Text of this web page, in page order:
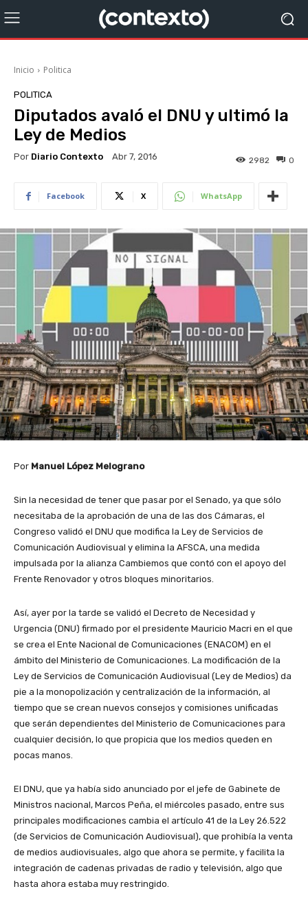
Inicio Politica
POLITICA
Diputados avaló el DNU y ultimó la
Ley de Medios
Por Diario Contexto Abr 7, 2016 0
2982
Facebook X WhatsApp
Por Manuel López Melograno
Sin la necesidad de tener que pasar por el Senado, ya que sólo
necesitaba de la aprobación de una de las dos Cámaras, el
Congreso validó el DNU que modifica la Ley de Servicios de
Comunicación Audiovisual y elimina la AFSCA, una medida
impulsada por la alianza Cambiemos que contó con el apoyo del
Frente Renovador y otros bloques minoritarios.
Así, ayer por la tarde se validó el Decreto de Necesidad y
Urgencia (DNU) firmado por el presidente Mauricio Macri en el que
se crea el Ente Nacional de Comunicaciones (ENACOM) en el
ámbito del Ministerio de Comunicaciones. La modificación de la
Ley de Servicios de Comunicación Audiovisual (Ley de Medios) da
pie a la monopolización y centralización de la información, al
tiempo que se crean nuevos consejos y comisiones unificadas
que serán dependientes del Ministerio de Comunicaciones para
cualquier decisión, lo que propicia que los medios queden en
pocas manos.
El DNU, que ya había sido anunciado por el jefe de Gabinete de
Ministros nacional, Marcos Peña, el miércoles pasado, entre sus
principales modificaciones cambia el artículo 41 de la Ley 26.522
(de Servicios de Comunicación Audiovisual), que prohibía la venta
de medios audiovisuales, algo que ahora se permite, y facilita la
integración de cadenas privadas de radio y televisión, algo que
hasta ahora estaba muy restringido.